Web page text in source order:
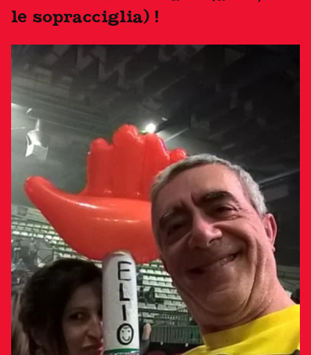
le sopracciglia) !